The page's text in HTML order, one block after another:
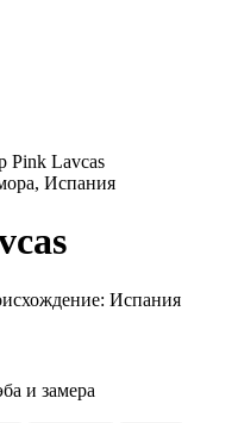
Pink Lavcas
Испания
и замера